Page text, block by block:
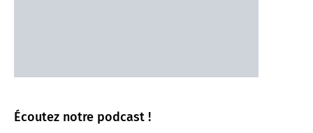
Écoutez notre podcast !